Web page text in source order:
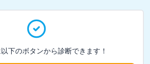
下のボタンから診断できます！